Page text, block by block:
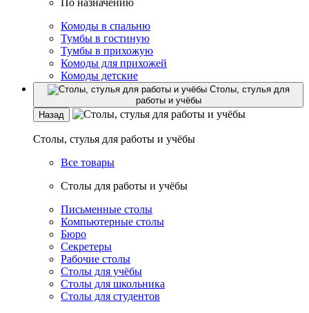
По назначению
Комоды в спальню
Тумбы в гостиную
Тумбы в прихожую
Комоды для прихожей
Комоды детские
Столы, стулья для
работы и учёбы
Назад
Столы, стулья для работы и учёбы
Все товары
Столы для работы и учёбы
Письменные столы
Компьютерные столы
Бюро
Секретеры
Рабочие столы
Столы для учёбы
Столы для школьника
Столы для студентов